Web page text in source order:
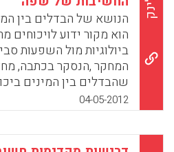
WhatsApp
X לינק
הנושא של הבדלים בין
הוא מקור ידוע לויכוחים
ביולוגיות מול השפעות
המחקר ,הנסקר בכתבה,
שהבדלים בין המינים
שמשפיעים על ההבדלים
האריתמטיים, ומעניקים
הללו. כלומר, ההבדלים
קיימים, אבל לא בגלל
04-05-2012